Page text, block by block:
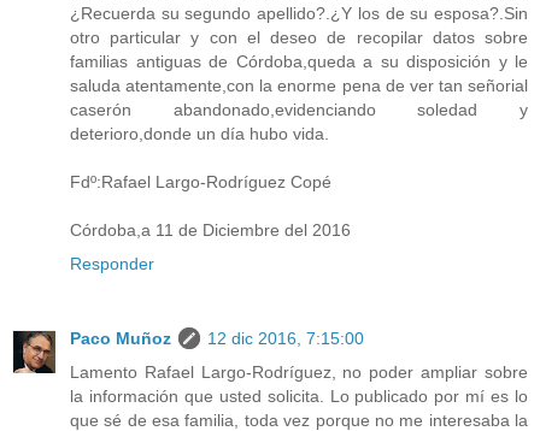
¿Recuerda su segundo apellido?.¿Y los de su esposa?.Sin
otro particular y con el deseo de recopilar datos sobre
familias antiguas de Córdoba,queda a su disposición y le
saluda atentamente,con la enorme pena de ver tan señorial
caserón abandonado,evidenciando soledad y
deterioro,donde un día hubo vida.
Fdº:Rafael Largo-Rodríguez Copé
Córdoba,a 11 de Diciembre del 2016
Responder
Paco Muñoz
12 dic 2016, 7:15:00
Lamento Rafael Largo-Rodríguez, no poder ampliar sobre
la información que usted solicita. Lo publicado por mí es lo
que sé de esa familia, toda vez porque no me interesaba la